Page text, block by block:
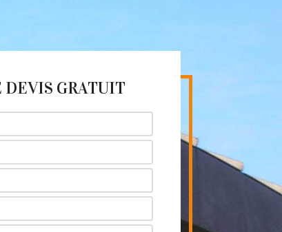
GRATUIT